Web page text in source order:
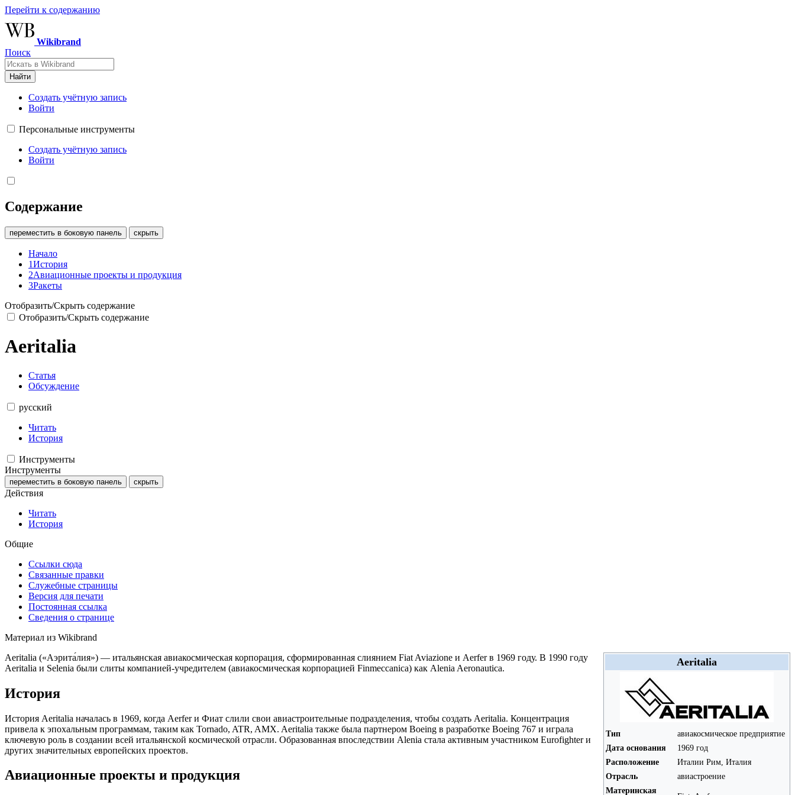
Перейти к содержанию
Wikibrand
Поиск
Найти
Создать учётную запись
Войти
Персональные инструменты
Создать учётную запись
Войти
Содержание
переместить в боковую панель скрыть
Начало
1История
2Авиационные проекты и продукция
3Ракеты
Отобразить/Скрыть содержание
Отобразить/Скрыть содержание
Aeritalia
Статья
Обсуждение
русский
Читать
История
Инструменты
Инструменты
переместить в боковую панель скрыть
Действия
Читать
История
Общие
Ссылки сюда
Связанные правки
Служебные страницы
Версия для печати
Постоянная ссылка
Сведения о странице
Материал из Wikibrand
Aeritalia
Тип
авиакосмическое предприятие
Дата основания
1969 год
Расположение
Италии Рим, Италия
Отрасль
авиастроение
Материнская
Aeritalia («Аэрита́лия») — итальянская авиакосмическая корпорация, сформированная слиянием Fiat Aviazione и Aerfer в 1969 году. В 1990 году
Aeritalia и Selenia были слиты компанией-учредителем (авиакосмическая корпорацией Finmeccanica) как Alenia Aeronautica.
История
История Aeritalia началась в 1969, когда Aerfer и Фиат слили свои авиастроительные подразделения, чтобы создать Aeritalia. Концентрация
привела к эпохальным программам, таким как Tornado, ATR, AMX. Aeritalia также была партнером Boeing в разработке Boeing 767 и играла
ключевую роль в создании всей итальянской космической отрасли. Образованная впоследствии Alenia стала активным участником Eurofighter и
других значительных европейских проектов.
Авиационные проекты и продукция